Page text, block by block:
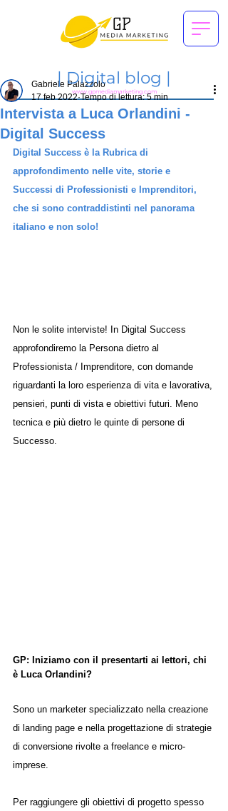
Intervista a Luca Orlandini -
Digital Success
Gabriele Palazzolo
17 feb 2022 Tempo di lettura: 5 min
Digital Success è la Rubrica di
approfondimento nelle vite, storie e
Successi di Professionisti e Imprenditori,
che si sono contraddistinti nel panorama
italiano e non solo!
Non le solite interviste! In Digital Success
approfondiremo la Persona dietro al
Professionista / Imprenditore, con domande
riguardanti la loro esperienza di vita e lavorativa,
pensieri, punti di vista e obiettivi futuri. Meno
tecnica e più dietro le quinte di persone di
Successo.
GP: Iniziamo con il presentarti ai lettori, chi
è Luca Orlandini?
Sono un marketer specializzato nella creazione
di landing page e nella progettazione di strategie
di conversione rivolte a freelance e micro-
imprese.
Per raggiungere gli obiettivi di progetto spesso
|Digital blog |
www.gpmediamarketing.com